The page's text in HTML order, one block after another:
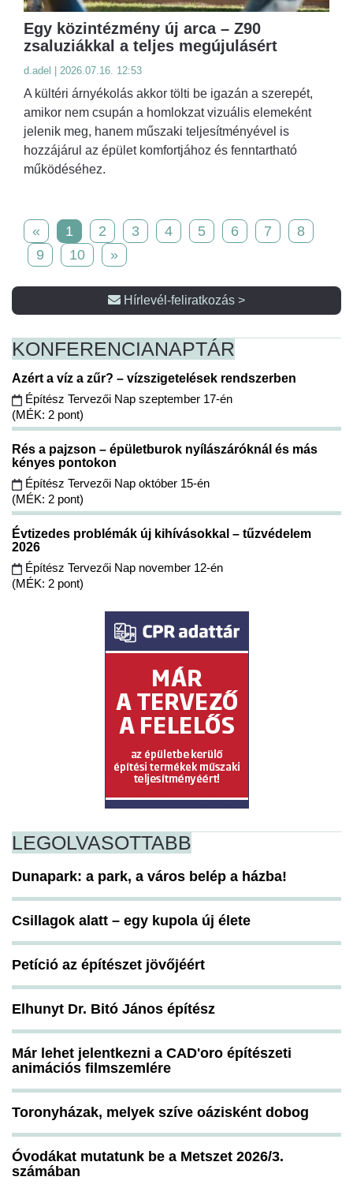
Egy közintézmény új arca – Z90
zsaluziákkal a teljes megújulásért
d.adel | 2026.07.16. 12:53
A kültéri árnyékolás akkor tölti be igazán a szerepét,
amikor nem csupán a homlokzat vizuális elemeként
jelenik meg, hanem műszaki teljesítményével is
hozzájárul az épület komfortjához és fenntartható
működéséhez.
« 1 2 3 4 5 6 7
8
9
10 »
Hírlevél-feliratkozás >
KONFERENCIANAPTÁR
Azért a víz a zűr? – vízszigetelések rendszerben
Építész Tervezői Nap szeptember 17-én
(MÉK: 2 pont)
Rés a pajzson – épületburok nyílászáróknál és más
kényes pontokon
Építész Tervezői Nap október 15-én
(MÉK: 2 pont)
Évtizedes problémák új kihívásokkal – tűzvédelem
2026
Építész Tervezői Nap november 12-én
(MÉK: 2 pont)
LEGOLVASOTTABB
Dunapark: a park, a város belép a házba!
Csillagok alatt – egy kupola új élete
Petíció az építészet jövőjéért
Elhunyt Dr. Bitó János építész
Már lehet jelentkezni a CAD'oro építészeti
animációs filmszemlére
Toronyházak, melyek szíve oázisként dobog
Óvodákat mutatunk be a Metszet 2026/3.
számában